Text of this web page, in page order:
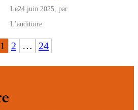
Le24 juin 2025 , par
L’auditoire
1 2 … 24